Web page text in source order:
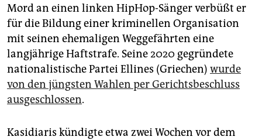
Mord an einen linken HipHop-Sänger verbüßt er
für die Bildung einer kriminellen Organisation
mit seinen ehemaligen Weggefährten eine
langjährige Haftstrafe. Seine 2020 gegründete
nationalistische Partei Ellines (Griechen) wurde
von den jüngsten Wahlen per Gerichtsbeschluss
ausgeschlossen.
Kasidiaris kündigte etwa zwei Wochen vor dem